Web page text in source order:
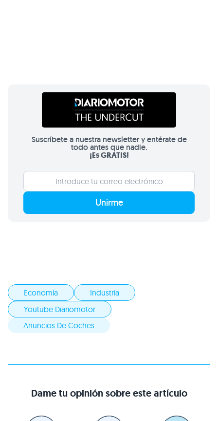
Suscríbete a nuestra newsletter y entérate de
todo antes que nadie.
¡Es GRATIS!
Unirme
Economía
Industria
Youtube Diariomotor
Anuncios De Coches
Dame tu opinión sobre este artículo